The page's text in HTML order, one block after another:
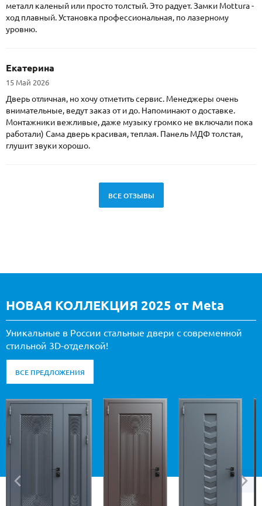
металл каленый или просто толстый. Это радует. Замки Mottura -
ход плавный. Установка профессиональная, по лазерному
уровню.
Екатерина
15 Май 2026
Дверь отличная, но хочу отметить сервис. Менеджеры очень
внимательные, ведут заказ от и до. Напоминают о доставке.
Монтажники вежливые, даже музыку громко не включали пока
работали) Сама дверь красивая, теплая. Панель МДФ толстая,
глушит звуки хорошо.
ВСЕ ОТЗЫВЫ
НОВАЯ КОЛЛЕКЦИЯ 2025 от Meta
Уникальные в России стальные двери с современной
стильной 3D-отделкой!
ВСЕ ПРЕДЛОЖЕНИЯ